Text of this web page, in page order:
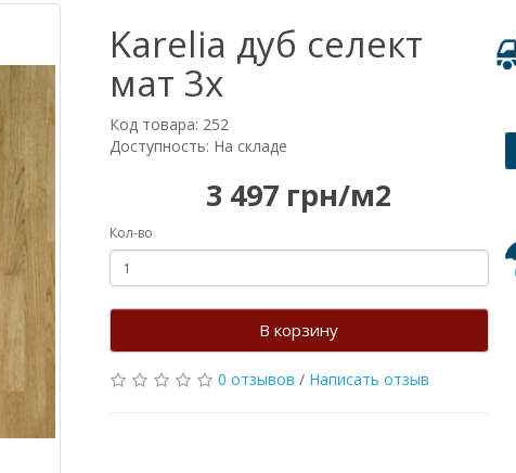
Karelia дуб селект
мат 3х
Код товара: 252
Доступность: На складе
3 497 грн/м2
Кол-во
В корзину
0 отзывов / Написать отзыв